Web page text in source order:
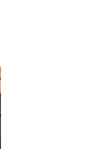
image